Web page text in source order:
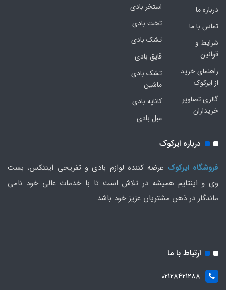
درباره ما
تماس با ما
شرایط و
قوانین
راهنمای خرید
از ایرکوک
گالری تصاویر
خریداران
استخر بادی
تخت بادی
تشک بادی
قایق بادی
تشک بادی
ماشین
کاناپه بادی
مبل بادی
درباره ایرکوک
فروشگاه ایرکوک عرضه کننده لوازم بادی و تفریحی اینتکس، بست
وی و اینتایم همیشه در تلاش است تا با خدمات عالی خود نامی
ماندگار در ذهن مشتریان عزیز خود باشد.
ارتباط با ما
02128421288